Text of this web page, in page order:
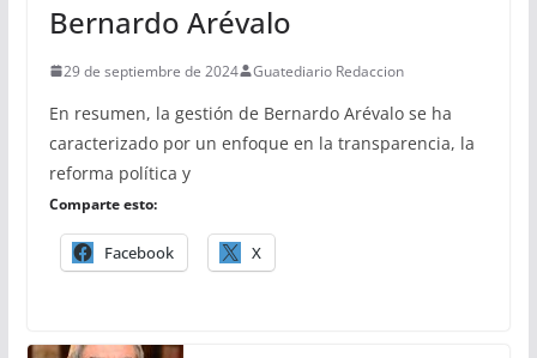
Bernardo Arévalo
29 de septiembre de 2024 Guatediario Redaccion
En resumen, la gestión de Bernardo Arévalo se ha
caracterizado por un enfoque en la transparencia, la
reforma política y
Comparte esto:
Facebook X